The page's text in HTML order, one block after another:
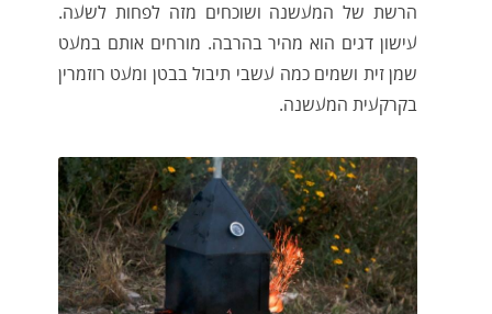
הרשת של המעשנה ושוכחים מזה לפחות לשעה.
עישון דגים הוא מהיר בהרבה. מורחים אותם במעט
שמן זית ושמים כמה עשבי תיבול בבטן ומעט רוזמרין
בקרקעית המעשנה.